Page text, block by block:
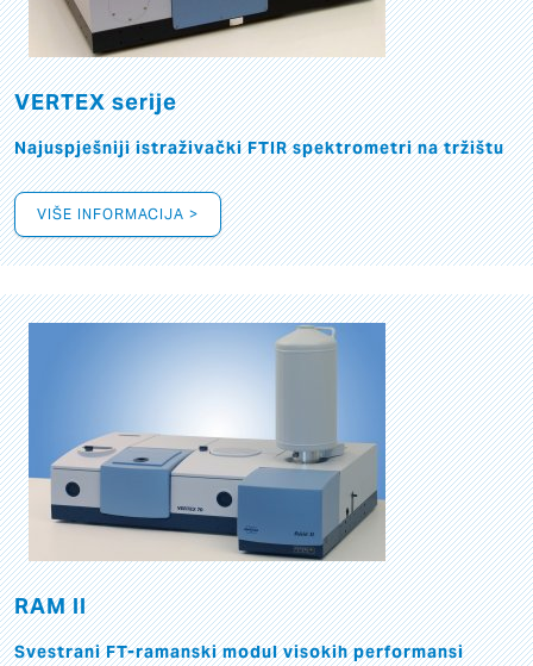
VERTEX serije
Najuspješniji istraživački FTIR spektrometri na tržištu
VIŠE INFORMACIJA >
RAM II
Svestrani FT-ramanski modul visokih performansi